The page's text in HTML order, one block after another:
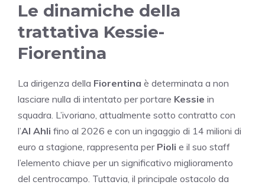
Le dinamiche della
trattativa Kessie-
Fiorentina
La dirigenza della Fiorentina è determinata a non
lasciare nulla di intentato per portare Kessie in
squadra. L’ivoriano, attualmente sotto contratto con
l’Al Ahli fino al 2026 e con un ingaggio di 14 milioni di
euro a stagione, rappresenta per Pioli e il suo staff
l’elemento chiave per un significativo miglioramento
del centrocampo. Tuttavia, il principale ostacolo da